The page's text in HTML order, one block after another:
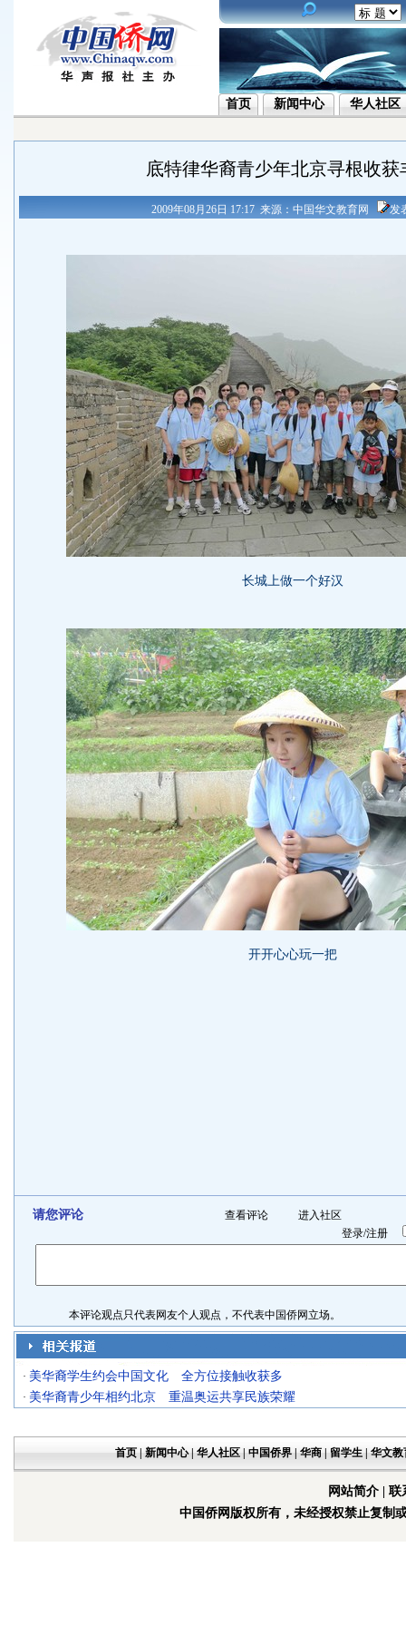
首页 新闻中心 华人社区
底特律华裔青少年北京寻根收获
2009年08月26日 17:17 来源：中国华文教育网 发
长城上做一个好汉
开开心心玩一把
请您评论 查看评论
进入社区
登录/注册
本评论观点只代表网友个人观点，不代表中国侨网立场。
· 美华裔学生约会中国文化 全方位接触收获多
· 美华裔青少年相约北京 重温奥运共享民族荣耀
首页| 新闻中心| 华人社区| 中国侨界| 华商| 留学生| 华文教
网站简介| 联
中国侨网版权所有，未经授权禁止复制